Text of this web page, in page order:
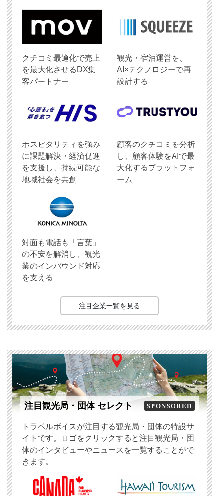
クチコミ最適化で売上
を最大化させるDX集
客パートナー
観光・宿泊運営を、
AI×テクノロジーで再
設計する
ホスピタリティを強み
に課題解決・経済促進
を支援し、持続可能な
地域社会を共創
顧客のクチコミを分析
し、顧客体験をAIで最
大化するプラットフォ
ーム
対面も電話も「言葉」
の不安を解消し、観光
業のインバウンド対応
を支える
注目企業一覧を見る
注目観光局・団体 セレクト SPONSORED
トラベルボイスが注目する観光局・団体の特設サ
イトです。ロゴをクリックすると注目観光局・団
体のインタビューやニュースを一覧することがで
きます。